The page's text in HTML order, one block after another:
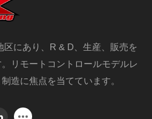
区にあり、R & D、生産、販売を
リモートコントロールモデルレ
造に焦点を当てています。